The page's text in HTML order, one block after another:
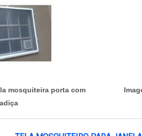
mosquiteira porta com